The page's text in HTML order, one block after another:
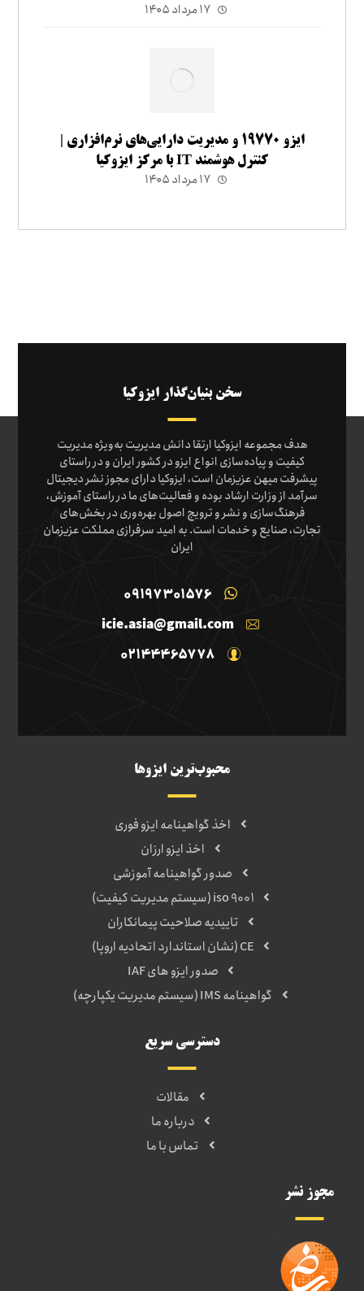
۱۷ مرداد ۱۴۰۵
ایزو ۱۹۷۷۰ و مدیریت دارایی‌های نرم‌افزاری |
کنترل هوشمند IT با مرکز ایزوکیا
۱۷ مرداد ۱۴۰۵
سخن بنیان‌گذار ایزوکیا
هدف مجموعه ایزوکیا ارتقا دانش مدیریت به‌ویژه مدیریت
کیفیت و پیاده‌سازی انواع ایزو در کشور ایران و در راستای
پیشرفت میهن عزیزمان است، ایزوکیا دارای مجوز نشر دیجیتال
سرآمد از وزارت ارشاد بوده و فعالیت‌های ما در راستای آموزش،
فرهنگ‌سازی و نشر و ترویج اصول بهره‌وری در بخش‌های
تجارت، صنایع و خدمات است. به امید سرفرازی مملکت عزیزمان
ایران
09197301576
icie.asia@gmail.com
02144465778
محبوب‌ترین ایزوها
اخذ گواهینامه ایزو فوری
اخذ ایزو ارزان
صدور گواهینامه آموزشی
iso 9001 (سیستم مدیریت کیفیت)
تاییدیه صلاحیت پیمانکاران
CE (نشان استاندارد اتحادیه اروپا)
صدور ایزو های IAF
گواهینامه IMS (سیستم مدیریت یکپارچه)
دسترسی سریع
مقالات
درباره ما
تماس با ما
مجوز نشر